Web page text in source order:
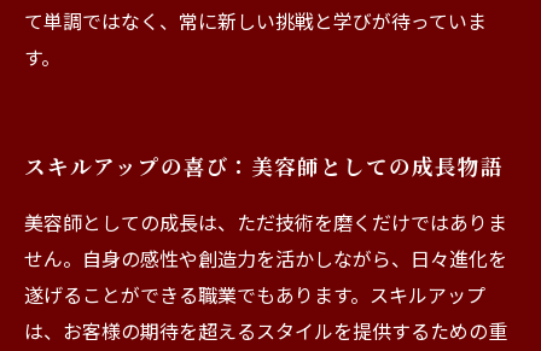
て単調ではなく、常に新しい挑戦と学びが待っていま
す。
スキルアップの喜び：美容師としての成長物語
美容師としての成長は、ただ技術を磨くだけではありま
せん。自身の感性や創造力を活かしながら、日々進化を
遂げることができる職業でもあります。スキルアップ
は、お客様の期待を超えるスタイルを提供するための重